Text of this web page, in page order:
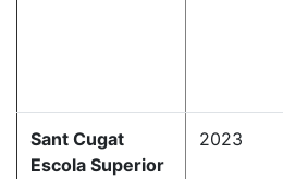
Sant Cugat
Escola Superior
2023